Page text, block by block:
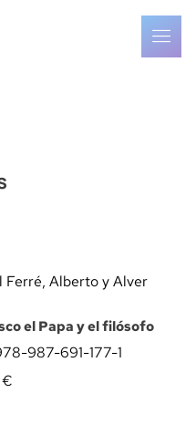
Ferré, Alberto y Alver
el Papa y el filósofo
987-691-177-1
€